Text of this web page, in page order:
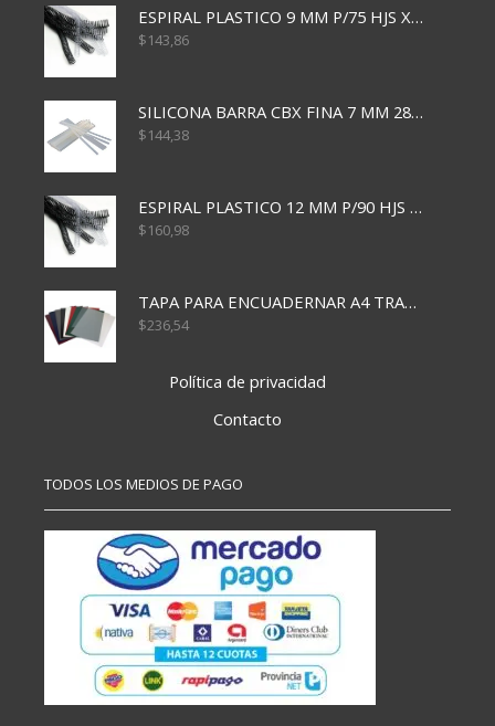
ESPIRAL PLASTICO 9 MM P/75 HJS X50X2400
$143,86
SILICONA BARRA CBX FINA 7 MM 28 CM
$144,38
ESPIRAL PLASTICO 12 MM P/90 HJS X50X1500
$160,98
TAPA PARA ENCUADERNAR A4 TRANSP x50x500
$236,54
Política de privacidad
Contacto
TODOS LOS MEDIOS DE PAGO